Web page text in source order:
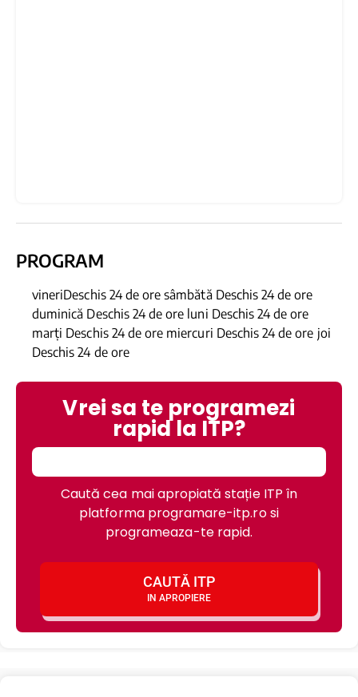
PROGRAM
vineriDeschis 24 de ore sâmbătă Deschis 24 de ore
duminică Deschis 24 de ore luni Deschis 24 de ore
marți Deschis 24 de ore miercuri Deschis 24 de ore joi
Deschis 24 de ore
Vrei sa te programezi
rapid la ITP?
Caută cea mai apropiată stație ITP în
platforma programare-itp.ro si
programeaza-te rapid.
CAUTĂ ITP
IN APROPIERE